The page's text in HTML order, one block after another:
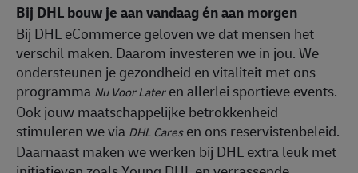
Bij DHL bouw je aan vandaag én aan morgen
Bij DHL eCommerce geloven we dat mensen het
verschil maken. Daarom investeren we in jou. We
ondersteunen je gezondheid en vitaliteit met ons
programma Nu Voor Later en allerlei sportieve events.
Ook jouw maatschappelijke betrokkenheid
stimuleren we via DHL Cares en ons reservistenbeleid.
Daarnaast maken we werken bij DHL extra leuk met